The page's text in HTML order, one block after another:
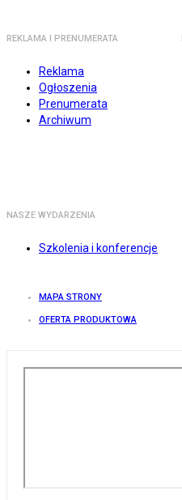
REKLAMA I PRENUMERATA
Reklama
Ogłoszenia
Prenumerata
Archiwum
NASZE WYDARZENIA
Szkolenia i konferencje
MAPA STRONY
OFERTA PRODUKTOWA